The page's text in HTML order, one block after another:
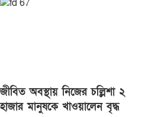
জীবিত অবস্থায় নিজের চল্লিশা ২
হাজার মানুষকে খাওয়ালেন বৃদ্ধ